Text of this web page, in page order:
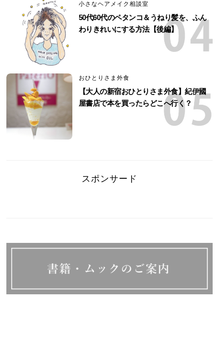
小さなヘアメイク相談室
50代60代のペタンコ＆うねり髪を、ふん
わりきれいにする方法【後編】
おひとりさま外食
【大人の新宿おひとりさま外食】紀伊國
屋書店で本を買ったらどこへ行く？
スポンサード